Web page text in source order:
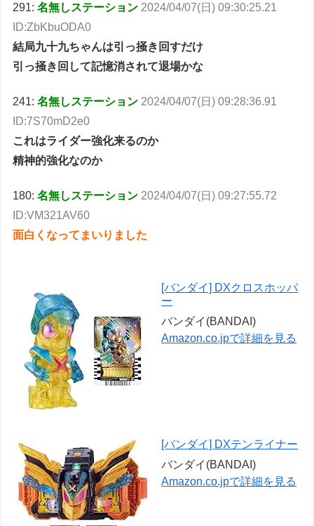
291:名無しステーション 2024/04/07(日) 09:30:25.21
ID:ZbKbuODA0
結局九十九ちゃんは引っ掻き回すだけ
引っ掻き回して記憶消されて退場かな
241:名無しステーション 2024/04/07(日) 09:28:36.91
ID:7S70mD2e0
これはライダー強化来るのか
精神的強化なのか
180:名無しステーション 2024/04/07(日) 09:27:55.72
ID:VM321AV60
面白くなってまいりました
[バンダイ] DXクロスホッパ
ー
バンダイ(BANDAI)
Amazon.co.jpで詳細を見る
[バンダイ] DXテンライナー
バンダイ(BANDAI)
Amazon.co.jpで詳細を見る